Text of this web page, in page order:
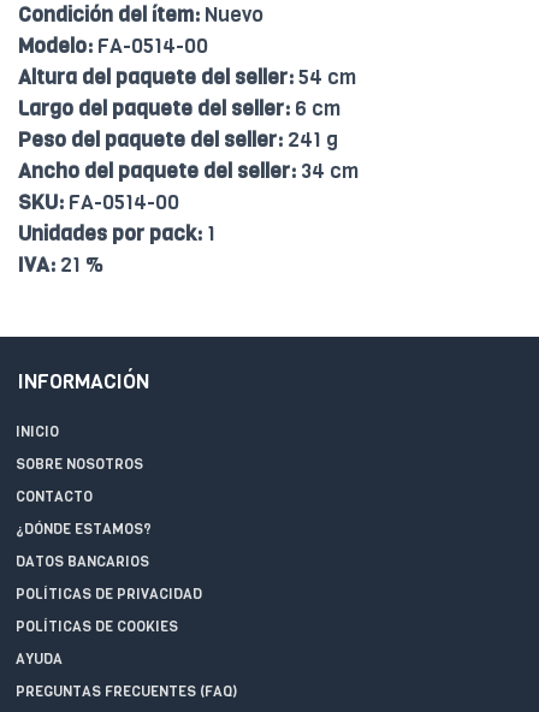
Condición del ítem: Nuevo
Modelo: FA-0514-00
Altura del paquete del seller:54 cm
Largo del paquete del seller: 6 cm
Peso del paquete del seller: 241 g
Ancho del paquete del seller: 34 cm
SKU: FA-0514-00
Unidades por pack: 1
IVA: 21 %
INFORMACIÓN
INICIO
SOBRE NOSOTROS
CONTACTO
¿DÓNDE ESTAMOS?
DATOS BANCARIOS
POLÍTICAS DE PRIVACIDAD
POLÍTICAS DE COOKIES
AYUDA
PREGUNTAS FRECUENTES (FAQ)